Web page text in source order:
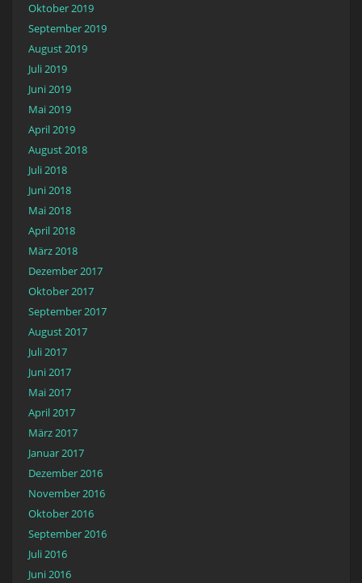
Oktober 2019
September 2019
August 2019
Juli 2019
Juni 2019
Mai 2019
April 2019
August 2018
Juli 2018
Juni 2018
Mai 2018
April 2018
März 2018
Dezember 2017
Oktober 2017
September 2017
August 2017
Juli 2017
Juni 2017
Mai 2017
April 2017
März 2017
Januar 2017
Dezember 2016
November 2016
Oktober 2016
September 2016
Juli 2016
Juni 2016